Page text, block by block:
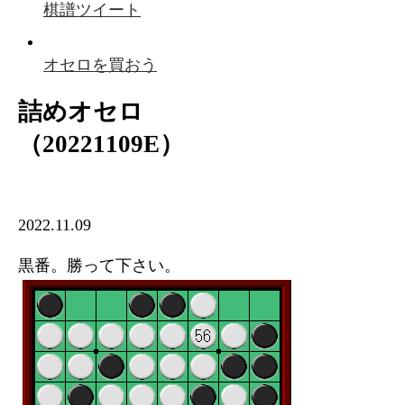
棋譜ツイート
オセロを買おう
詰めオセロ
（20221109E）
2022.11.09
黒番。勝って下さい。